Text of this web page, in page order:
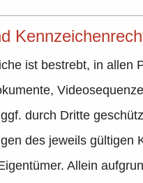
ist bestrebt, in allen
durch Dritte
des jeweils gültigen
Allein